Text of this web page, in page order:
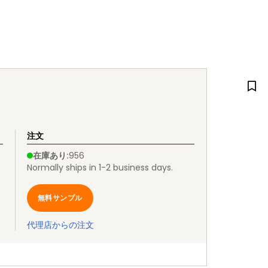
注文
在庫あり :956
Normally ships in 1-2 business days.
無料サンプル
代理店からの注文